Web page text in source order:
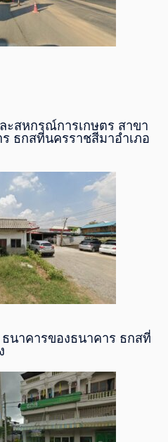
ะสหกรณ์การเกษตร สาขา
ธกสที่นครราชสีมาอำเภอ
นาคารของธนาคาร ธกสที่